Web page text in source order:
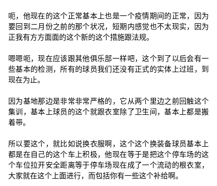
呃，他现在的这个正常基本上也是一个疫情期间的正常，因为
要回到二月份之前的那个状况，短期内感觉也不太现实，因为
正我有方方面面的这个新的这个措施跟法规。
嗯嗯呃，现在应该跟其他俱乐部一样吧，这个到了以后会有一
些基本的检测，所有的球员我们还没有正式的实体上过班，到
现在为止。
因为基地那边是非常非常严格的，它从两个里边之前回触这个
集训，基本上球员的这个就跟衣室除了卫生间，基本上都是搬
着带。
所以要这个，就比如说换衣服啊，这个这个换装备球员基本上
都是在自己的这个车上积极，他现在等于是把这个停车场的这
个车位拉开安全距离等于停车场现在成了一个流动的根衣室，
大家就在这个上面进行，而包括你有一些这个补给啊。